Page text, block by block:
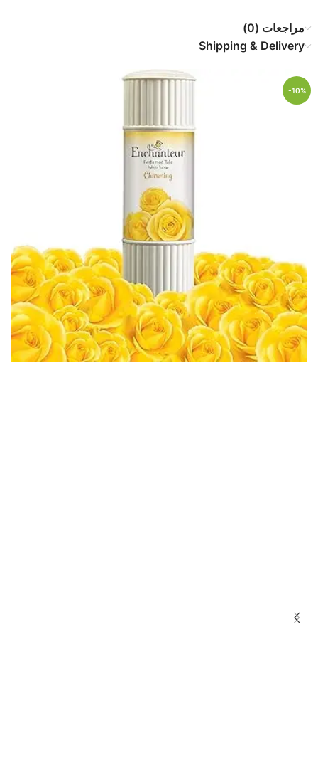
مراجعات (0)
Shipping & Delivery
-10%